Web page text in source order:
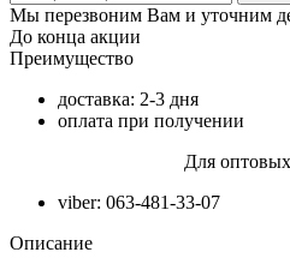
Мы перезвоним Вам и уточним
До конца акции
Преимущество
доставка: 2-3 дня
оплата при получении
Для оптовых
viber: 063-481-33-07
Описание